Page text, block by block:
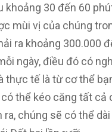
khoảng 30 đến 60
mùi vị của chúng
ra khoảng 300.000
ngày, điều đó có
thực tế là từ cơ thể
thể kéo căng tất cả
ra, chúng sẽ có thể